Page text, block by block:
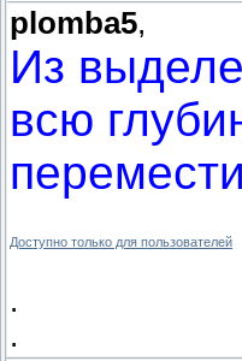
plomba5,
Из
всю
Доступно только для пользователей
.
.